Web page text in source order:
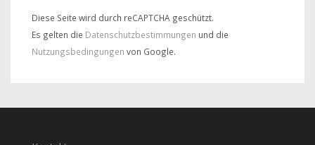
Diese Seite wird durch reCAPTCHA geschützt.
Es gelten die Datenschutzbestimmungen und die
Nutzungsbedingungen von Google.